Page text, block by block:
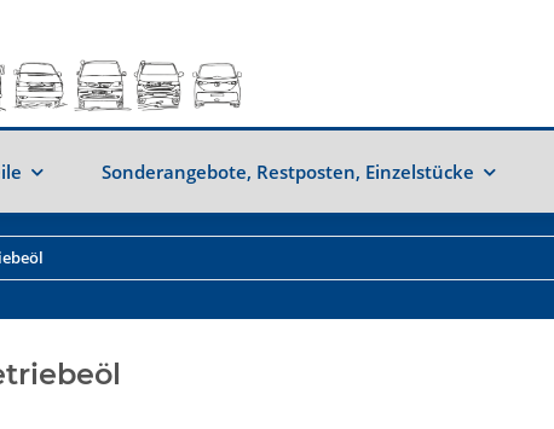
Sonderangebote, Restposten, Einzelstücke